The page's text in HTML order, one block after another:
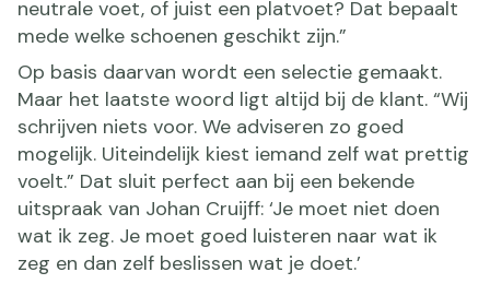
neutrale voet, of juist een platvoet? Dat bepaalt
mede welke schoenen geschikt zijn.”
Op basis daarvan wordt een selectie gemaakt.
Maar het laatste woord ligt altijd bij de klant. “Wij
schrijven niets voor. We adviseren zo goed
mogelijk. Uiteindelijk kiest iemand zelf wat prettig
voelt.” Dat sluit perfect aan bij een bekende
uitspraak van Johan Cruijff: ‘Je moet niet doen
wat ik zeg. Je moet goed luisteren naar wat ik
zeg en dan zelf beslissen wat je doet.’